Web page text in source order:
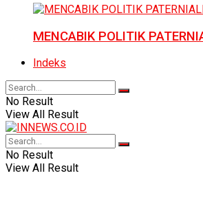
MENCABIK POLITIK
Indeks
No Result
View All Result
No Result
View All Result